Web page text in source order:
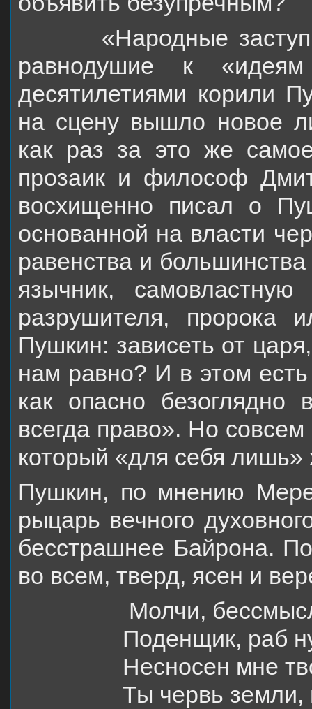
«Народные
равнодушие к
десятилетиями корили
на сцену вышло новое
как раз за это же
прозаик и философ
восхищенно писал о
основанной на власти
равенства и большинства
язычник,
разрушителя, пророка
Пушкин: зависеть от
нам равно? И в этом
как опасно безоглядно
всегда право». Но
который «для себя
Пушкин, по мнению
рыцарь вечного
бесстрашнее Байрона.
во всем, тверд, ясен и
Молчи,
Поденщик, раб
Несносен мне
Ты червь земли,